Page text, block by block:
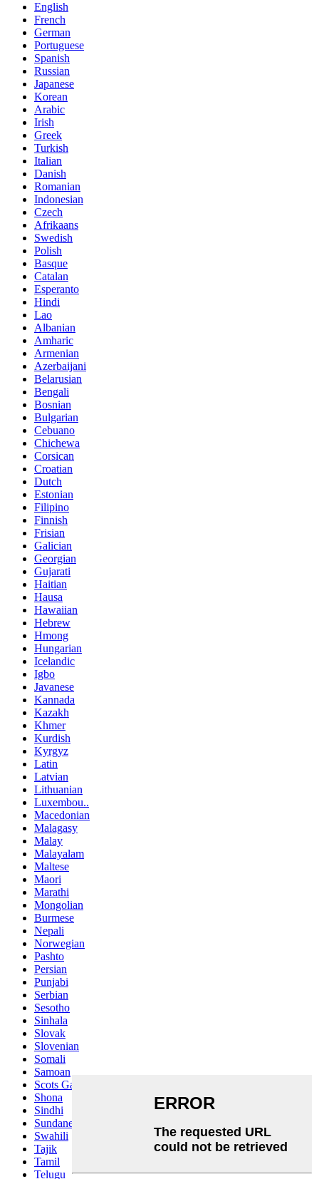
English
French
German
Portuguese
Spanish
Russian
Japanese
Korean
Arabic
Irish
Greek
Turkish
Italian
Danish
Romanian
Indonesian
Czech
Afrikaans
Swedish
Polish
Basque
Catalan
Esperanto
Hindi
Lao
Albanian
Amharic
Armenian
Azerbaijani
Belarusian
Bengali
Bosnian
Bulgarian
Cebuano
Chichewa
Corsican
Croatian
Dutch
Estonian
Filipino
Finnish
Frisian
Galician
Georgian
Gujarati
Haitian
Hausa
Hawaiian
Hebrew
Hmong
Hungarian
Icelandic
Igbo
Javanese
Kannada
Kazakh
Khmer
Kurdish
Kyrgyz
Latin
Latvian
Lithuanian
Luxembou..
Macedonian
Malagasy
Malay
Malayalam
Maltese
Maori
Marathi
Mongolian
Burmese
Nepali
Norwegian
Pashto
Persian
Punjabi
Serbian
Sesotho
Sinhala
Slovak
Slovenian
Somali
Samoan
Scots Gaelic
Shona
Sindhi
Sundanese
Swahili
Tajik
Tamil
Telugu